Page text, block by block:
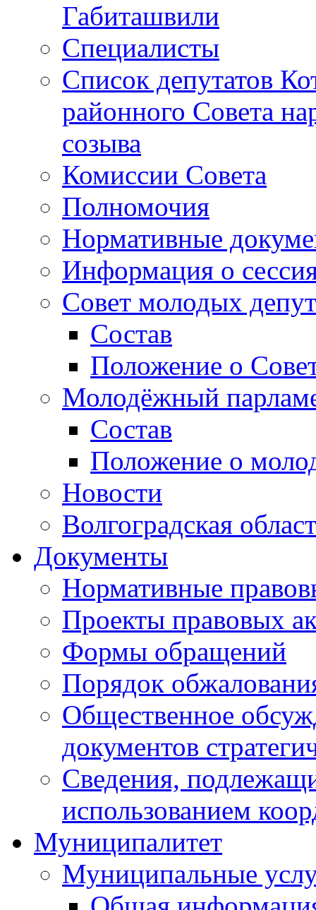
Габиташвили
Специалисты
Список депутатов
районного Совета
созыва
Комиссии Совета
Полномочия
Нормативные
Информация о
Совет молодых
Состав
Положение о
Молодёжный
Состав
Положение о
Новости
Волгоградская
Документы
Нормативные
Проекты правовых
Формы обращений
Порядок
Общественное
документов
Сведения,
использованием
Муниципалитет
Муниципальные